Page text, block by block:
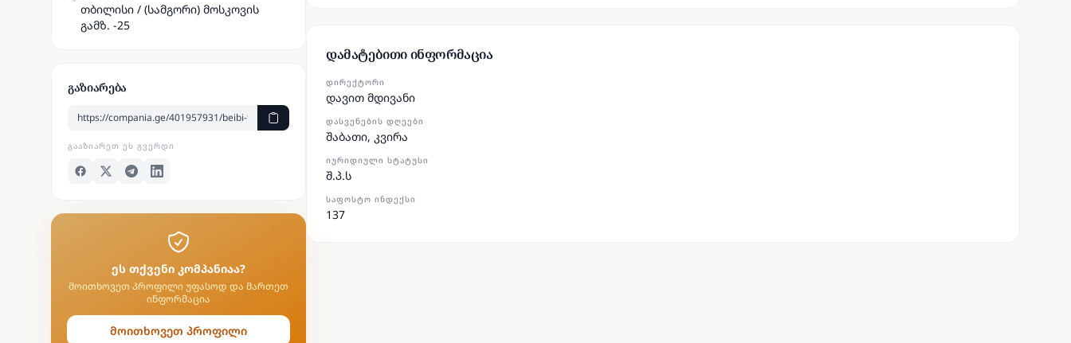
თბილისი / (სამგორი) მოსკოვის
გამზ. -25
გაზიარება
ᲒᲐᲐᲖᲘᲐᲠᲔᲗ ᲔᲡ ᲒᲕᲔᲠᲓᲘ
ეს თქვენი კომპანიაა?
მოითხოვეთ პროფილი უფასოდ და მართეთ
ინფორმაცია
მოითხოვეთ პროფილი
დამატებითი ინფორმაცია
ᲓᲘᲠᲔᲥᲢᲝᲠᲘ
დავით მდივანი
ᲓᲐᲡᲕᲔᲜᲔᲑᲘᲡ ᲓᲦᲔᲔᲑᲘ
შაბათი, კვირა
ᲘᲣᲠᲘᲓᲘᲣᲚᲘ ᲡᲢᲐᲢᲣᲡᲘ
შ.პ.ს
ᲡᲐᲤᲝᲡᲢᲝ ᲘᲜᲓᲔᲥᲡᲘ
137